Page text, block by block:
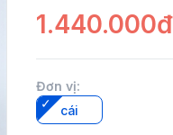
1.440.000đ
Đơn vị:
cái